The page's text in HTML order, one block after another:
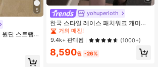
5
단 스트랩
/여름에 적
함)
키니스
키니스
키니스
yohuperloth
한국 스타일 레이스 패치워크 캐미솔
탱크 탑, Y2K 에스테틱, 스트리트웨어
캐주얼 여름
#1 TOP 3위
에서 녹색 다용도로 활용 가능한 데일리 탑
거의 매진!
#1 TOP 3위
에서 녹색 다용도로 활용 가능한 데일리 탑
거의 매진!
#1 TOP 3위
에서 녹색 다용도로 활용 가능한 데일리 탑
거의 매진!
#1 TOP 3위
에서 녹색 다용도로 활용 가능한 데일리 탑
거의 매진!
9.4k+ 판매됨 (1000+)
8,590원 -26%